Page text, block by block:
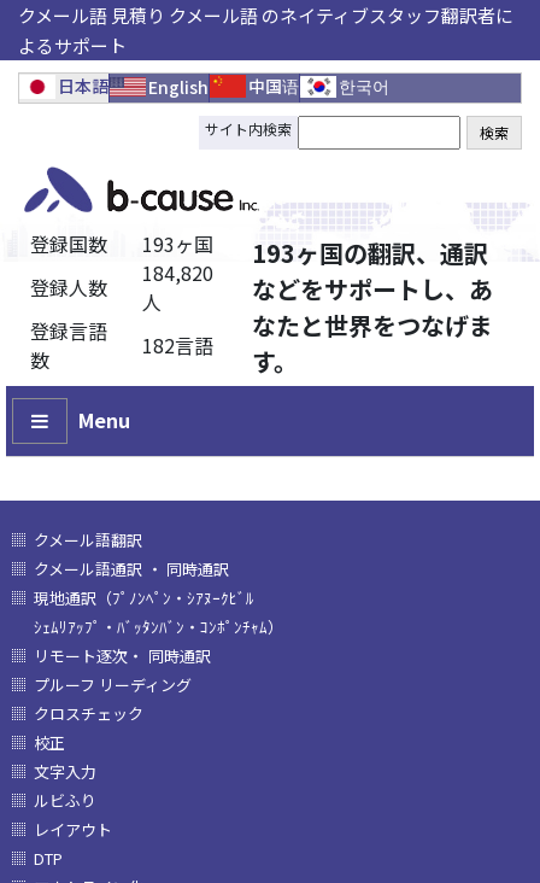
クメール語 見積り クメール語 のネイティブスタッフ翻訳者に
よるサポート